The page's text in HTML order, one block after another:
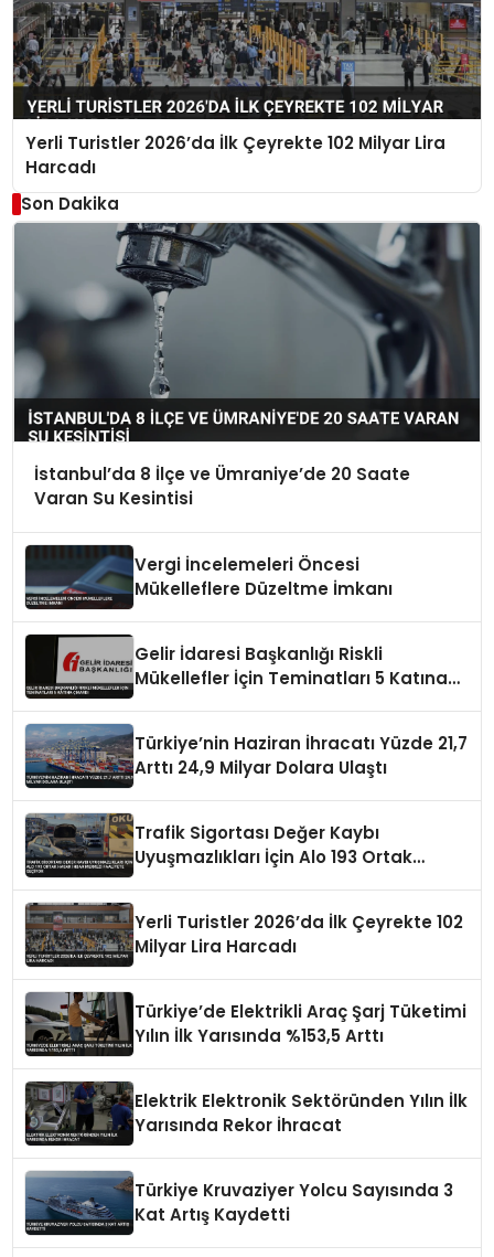
Yerli Turistler 2026’da İlk Çeyrekte 102 Milyar Lira
Harcadı
Son Dakika
İstanbul’da 8 İlçe ve Ümraniye’de 20 Saate
Varan Su Kesintisi
Vergi İncelemeleri Öncesi
Mükelleflere Düzeltme İmkanı
Gelir İdaresi Başkanlığı Riskli
Mükellefler İçin Teminatları 5 Katına
Türkiye’nin Haziran İhracatı Yüzde 21,7
Arttı 24,9 Milyar Dolara Ulaştı
Trafik Sigortası Değer Kaybı
Uyuşmazlıkları İçin Alo 193 Ortak
Yerli Turistler 2026’da İlk Çeyrekte 102
Milyar Lira Harcadı
Türkiye’de Elektrikli Araç Şarj Tüketimi
Yılın İlk Yarısında %153,5 Arttı
Elektrik Elektronik Sektöründen Yılın İlk
Yarısında Rekor İhracat
Türkiye Kruvaziyer Yolcu Sayısında 3
Kat Artış Kaydetti